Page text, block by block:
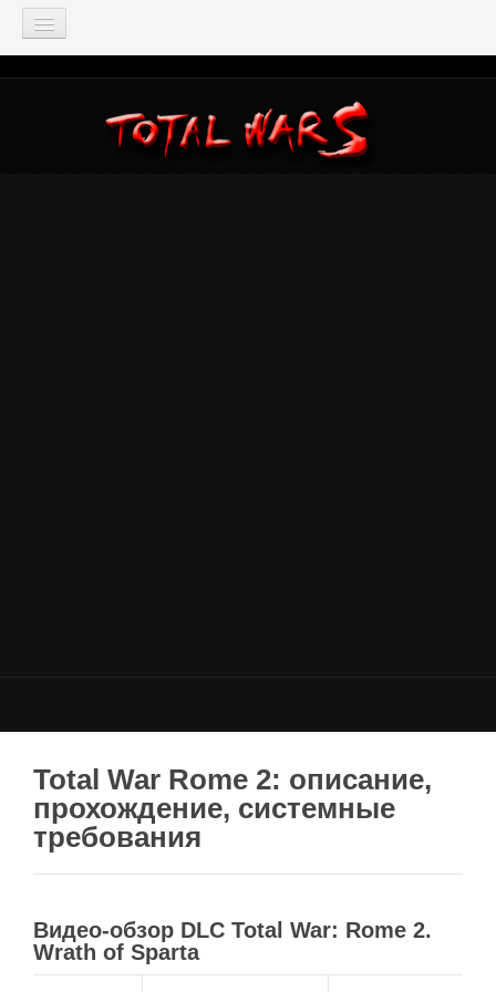
TOTAL WAR
Total War: Three Kingdoms
Total War: Warhammer
МОДЫ
Моддинг ROME 2
Моддинг Napoleon
Total War Rome 2: описание,
прохождение, системные
требования
Видео-обзор DLC Total War: Rome 2.
Wrath of Sparta